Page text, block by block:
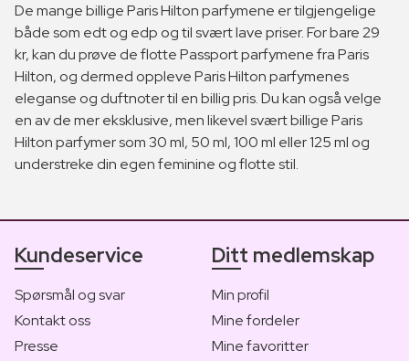
De mange billige Paris Hilton parfymene er tilgjengelige
både som edt og edp og til svært lave priser. For bare 29
kr, kan du prøve de flotte Passport parfymene fra Paris
Hilton, og dermed oppleve Paris Hilton parfymenes
eleganse og duftnoter til en billig pris. Du kan også velge
en av de mer eksklusive, men likevel svært billige Paris
Hilton parfymer som 30 ml, 50 ml, 100 ml eller 125 ml og
understreke din egen feminine og flotte stil.
Kundeservice
Spørsmål og svar
Kontakt oss
Presse
Ditt medlemskap
Min profil
Mine fordeler
Mine favoritter